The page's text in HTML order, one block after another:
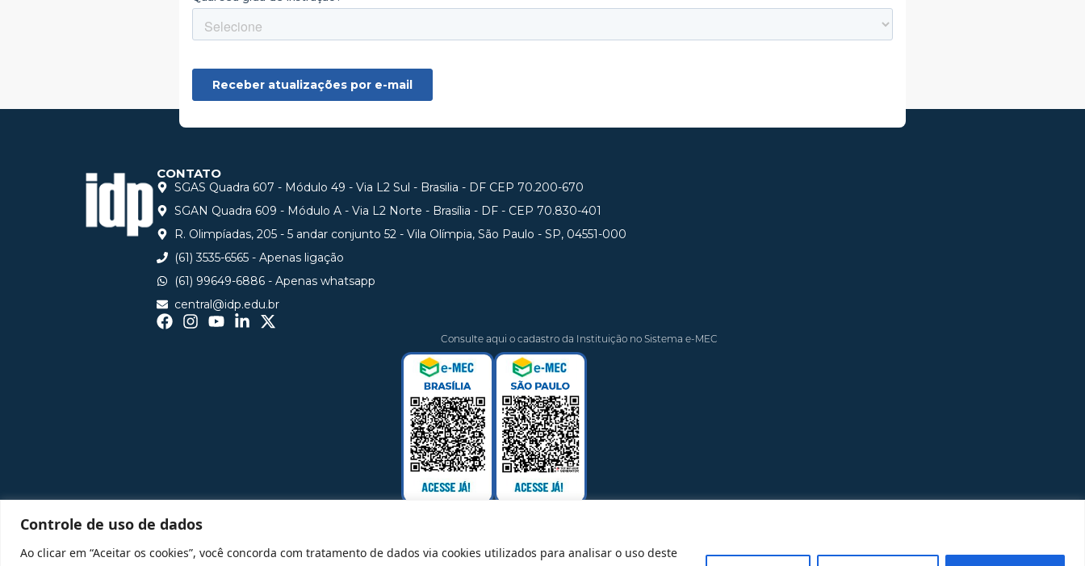
Controle de uso de dados
Ao clicar em “Aceitar os cookies”, você concorda com tratamento de dados via cookies utilizados para analisar o uso deste
CONTATO
SGAS Quadra 607 - Módulo 49 - Via L2 Sul - Brasilia - DF CEP 70.200-670
SGAN Quadra 609 - Módulo A - Via L2 Norte - Brasília - DF - CEP 70.830-401
R. Olimpíadas, 205 - 5 andar conjunto 52 - Vila Olímpia, São Paulo - SP, 04551-000
(61) 3535-6565 - Apenas ligação
(61) 99649-6886 - Apenas whatsapp
central@idp.edu.br
Consulte aqui o cadastro da Instituição no Sistema e-MEC